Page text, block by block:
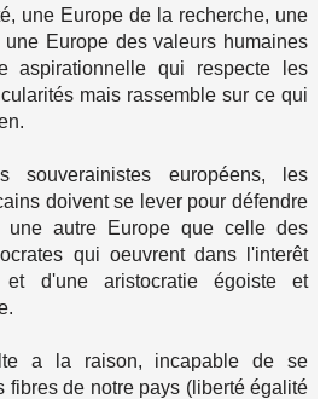
une Europe de la recherche, une
Europe des valeurs humaines
aspirationnelle qui respecte les
mais rassemble sur ce qui
européens, les
doivent se lever pour défendre
une autre Europe que celle des
qui oeuvrent dans l'interêt
d'une aristocratie égoiste et
a la raison, incapable de se
fibres de notre pays (liberté égalité